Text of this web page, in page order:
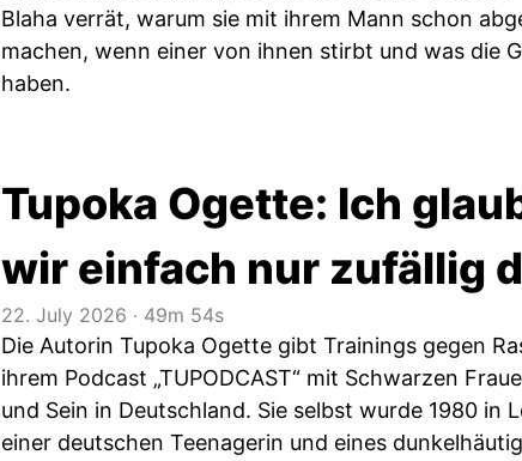
Blaha verrät, warum sie mit ihrem Mann schon
machen, wenn einer von ihnen stirbt und was die
haben.
Tupoka Ogette: Ich
wir einfach nur zufällig
22. July 2026 ‧ 49m 54s
Die Autorin Tupoka Ogette gibt Trainings gegen
ihrem Podcast „TUPODCAST“ mit Schwarzen
und Sein in Deutschland. Sie selbst wurde 1980 in
einer deutschen Teenagerin und eines